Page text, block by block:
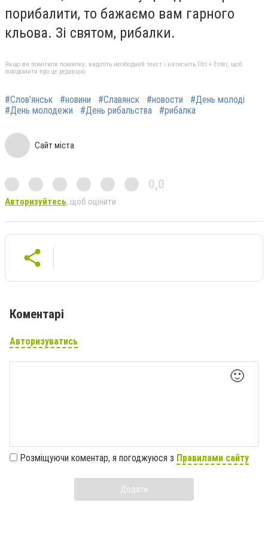
порибалити, то бажаємо вам гарного
кльова. Зі святом, рибалки.
Якщо ви помітили помилку, виділіть необхідний текст і натисніть Ctrl + Enter, щоб
повідомити про це редакцію
#Слов’янськ #новини #Славянск #новости
#День молоді
#День молодежи
#День рибальства #рибалка
Сайт міста
0,0
Авторизуйтесь, щоб оцінити
Коментарі
Авторизуватись
🙂
Розміщуючи коментар, я погоджуюся з Правилами сайту
Додати